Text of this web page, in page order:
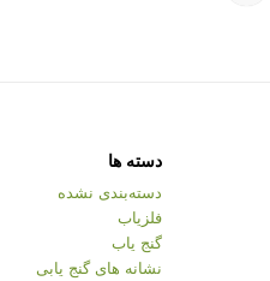
دسته ها
دسته‌بندی نشده
فلزیاب
گنج یاب
نشانه های گنج یابی